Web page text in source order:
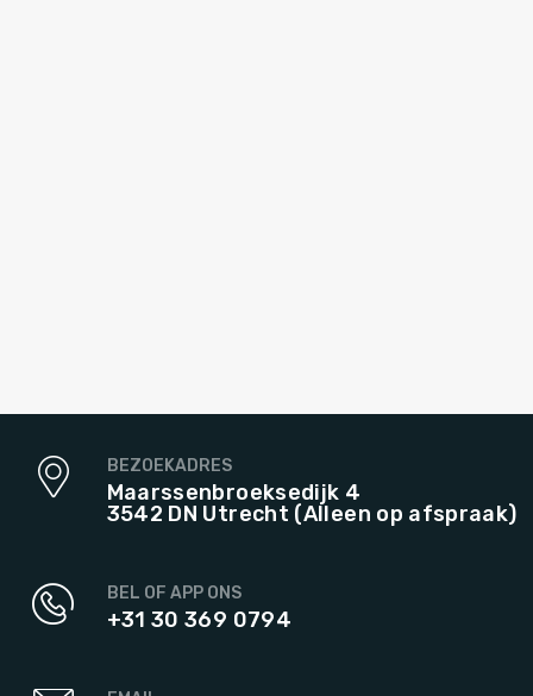
BEZOEKADRES
Maarssenbroeksedijk 4
3542 DN Utrecht (Alleen op afspraak)
BEL OF APP ONS
+31 30 369 0794